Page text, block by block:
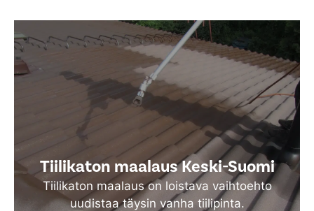
Tiilikaton maalaus Keski-Suomi
Tiilikaton maalaus on loistava vaihtoehto
uudistaa täysin vanha tiilipinta.